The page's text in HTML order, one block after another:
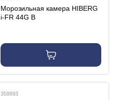
Морозильная камера HIBERG
i-FR 44G B
358893